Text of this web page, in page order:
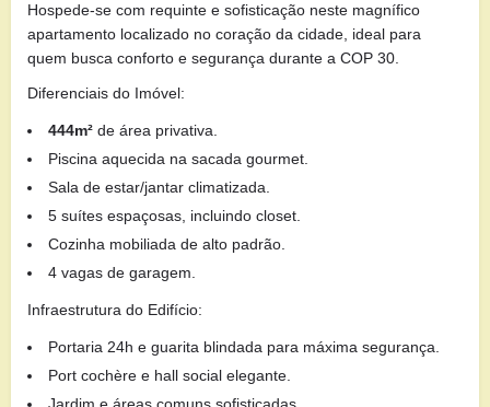
Hospede-se com requinte e sofisticação neste magnífico
apartamento localizado no coração da cidade, ideal para
quem busca conforto e segurança durante a COP 30.
Diferenciais do Imóvel:
444m² de área privativa.
Piscina aquecida na sacada gourmet.
Sala de estar/jantar climatizada.
5 suítes espaçosas, incluindo closet.
Cozinha mobiliada de alto padrão.
4 vagas de garagem.
Infraestrutura do Edifício:
Portaria 24h e guarita blindada para máxima segurança.
Port cochère e hall social elegante.